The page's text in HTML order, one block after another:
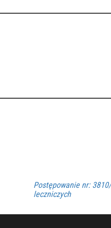
Postępowanie nr:
leczniczych